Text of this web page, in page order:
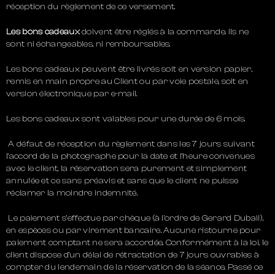
réception du règlement de ce versement.
Les bons cadeauxdoivent être réglés à la commande. Ils ne
sont ni échangeables, ni remboursables.
Les bons cadeaux peuvent être livrés soit en version papier,
remis en main propre au Client ou par voie postale, soit en
version électronique par e-mail.
Les bons cadeaux sont valables pour une durée de 6 mois.
A défaut de réception du règlement dans les 7 jours suivant
l’accord de la photographe pour la date et l’heure convenues
avec le client, la réservation sera purement et simplement
annulée et ce sans préavis et sans que le client ne puisse
réclamer la moindre indemnité.
Le paiement s’effectue par chèque (à l’ordre de Gerard Dubail),
en espèces ou par virement bancaire. Aucune ristourne pour
paiement comptant ne sera accordée. Conformément à la loi, le
client dispose d’un délai de rétractation de 7 jours ouvrables à
compter du lendemain de la réservation de la séance. Passé ce